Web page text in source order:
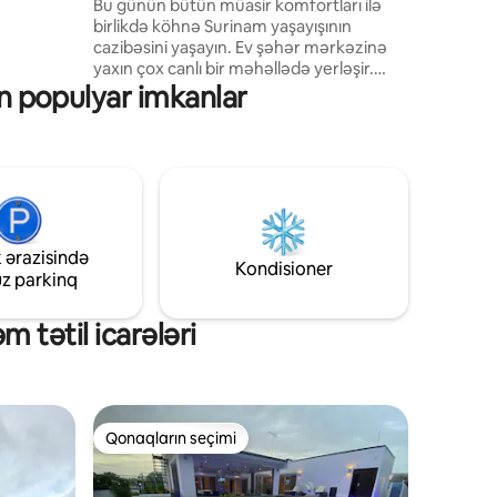
Bu günün bütün müasir komfortları ilə
birlikdə köhnə Surinam yaşayışının
cazibəsini yaşayın. Ev şəhər mərkəzinə
yaxın çox canlı bir məhəllədə yerləşir.
Havadar balkonumuzda ön sırada oturun
və Surinamlıların gündəlik həyatını izləyin,
damcılayan böyük bir manqo ağacı
görəcəksiniz - onları seçib zövq
almaqdan çəkinməyin!
populyar imkanlar
parkinq
Kondisioner
tətil icarələri
Qonaqların seçimi
Qonaqların seçimi